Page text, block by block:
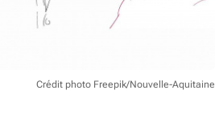
Crédit photo Freepik/Nouvelle-Aquitaine